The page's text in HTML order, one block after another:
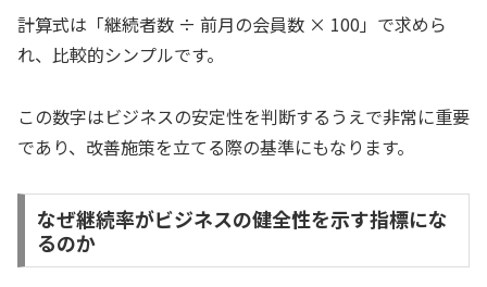
計算式は「継続者数 ÷ 前月の会員数 × 100」で求めら
れ、比較的シンプルです。
この数字はビジネスの安定性を判断するうえで非常に重要
であり、改善施策を立てる際の基準にもなります。
なぜ継続率がビジネスの健全性を示す指標にな
るのか